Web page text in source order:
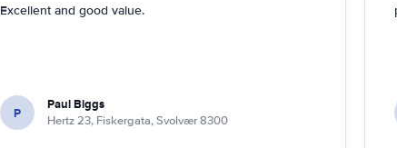
Excellent and good value.
P Paul Biggs
Hertz 23, Fiskergata, Svolvær 8300